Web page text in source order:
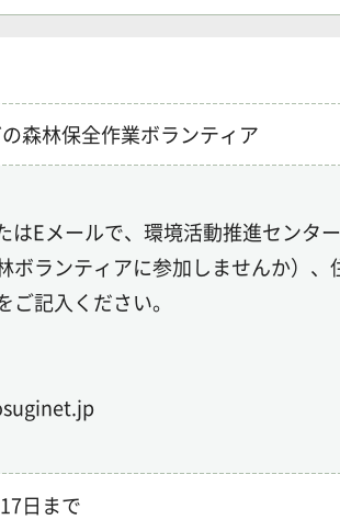
森林保全作業ボランティア
はEメールで、環境活動推進センタ
ボランティアに参加しませんか）
記入ください。
日まで